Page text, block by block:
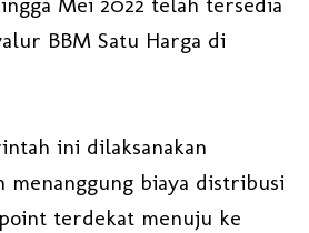
BBM Satu Harga di
ini dilaksanakan
menanggung biaya distribusi
terdekat menuju ke